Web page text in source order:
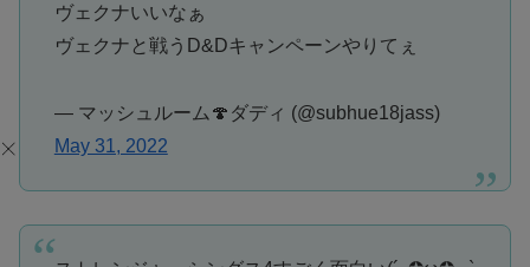
ヴェクナいいなぁ
ヴェクナと戦うD&Dキャンペーンやりてぇ
— マッシュルーム🍄ダディ (@subhue18jass)
May 31, 2022